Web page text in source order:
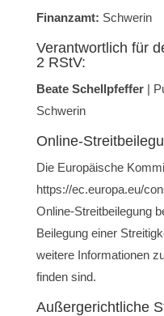
Finanzamt: Schwerin
Verantwortlich für
2 RStV:
Beate Schellpfeffer|
Schwerin
Online-
Die Europäische
https://ec.europa.eu/
Online-Streitbeilegung
Beilegung einer
weitere Informationen
finden sind.
Außergerichtliche